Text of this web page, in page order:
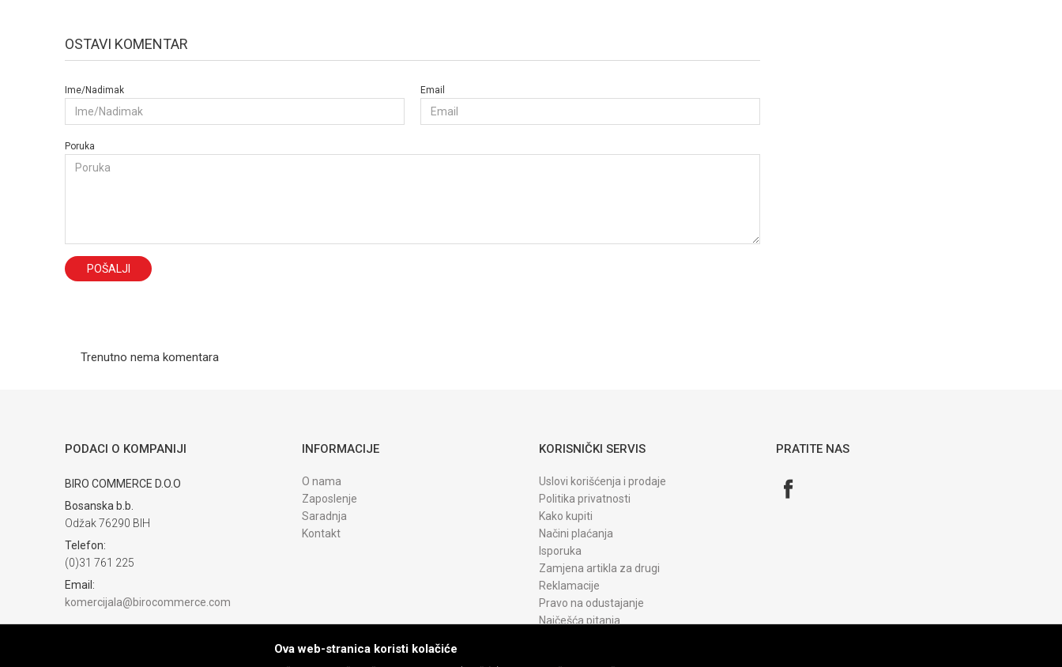
OSTAVI KOMENTAR
Ime/Nadimak Email
Poruka
POŠALJI
Trenutno nema komentara
PODACI O KOMPANIJI
BIRO COMMERCE D.O.O
Bosanska b.b.
Odžak 76290 BIH
Telefon:
(0)31 761 225
Email:
komercijala@birocommerce.com
INFORMACIJE
O nama
Zaposlenje
Saradnja
Kontakt
KORISNIČKI SERVIS
Uslovi korišćenja i prodaje
Politika privatnosti
Kako kupiti
Načini plaćanja
Isporuka
Zamjena artikla za drugi
Reklamacije
Pravo na odustajanje
Najčešća pitanja
PRATITE NAS
Ova web-stranica koristi kolačiće